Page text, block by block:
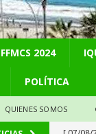
FFMCS 2024
POLÍTICA
QUIENES SOMOS